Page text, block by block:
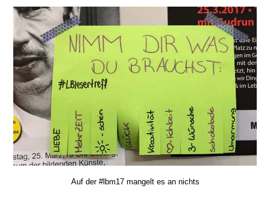
Auf der #lbm17 mangelt es an nichts